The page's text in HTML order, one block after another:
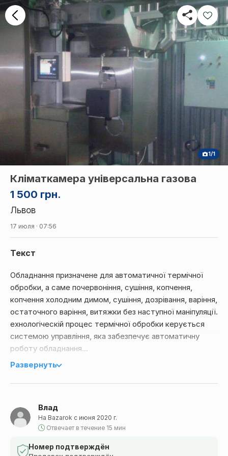
1/1
1 500 грн.
Кліматкамера універсальна газова
Львов
17 июля · 07:56
Влад
На Bazarok с июня 2020 г.
Отвечает в течение 15 мин
Номер подтверждён
Текст
Обладнання призначене для автоматичної термічної
обробки, а саме почервоніння, сушіння, копчення,
копчення холодним димом, сушіння, дозрівання, варіння,
остаточного варіння, витяжки без наступної маніпуляції.
ехнологіческій процес термічної обробки керується
системою управління, яка забезпечує автоматичну
роботу обладнання
Система управління забезпечує складання різних
виробів.
риби та молочних виробів
Потужна конструкція забезпечує досконалу ізоляцію та
тривалий термін служби
Теплове джерело термокамери, згідно з вимогами
Развернуть